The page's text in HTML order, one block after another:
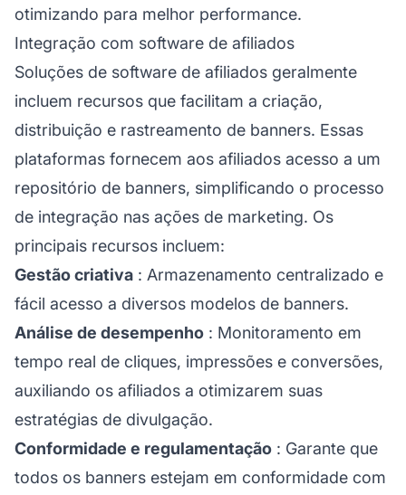
otimizando para melhor performance.
Integração com software de afiliados
Soluções de software de afiliados geralmente
incluem recursos que facilitam a criação,
distribuição e rastreamento de banners. Essas
plataformas fornecem aos afiliados acesso a um
repositório de banners, simplificando o processo
de integração nas ações de marketing. Os
principais recursos incluem:
Gestão criativa : Armazenamento centralizado e
fácil acesso a diversos modelos de banners.
Análise de desempenho : Monitoramento em
tempo real de cliques, impressões e conversões,
auxiliando os afiliados a otimizarem suas
estratégias de divulgação.
Conformidade e regulamentação : Garante que
todos os banners estejam em conformidade com